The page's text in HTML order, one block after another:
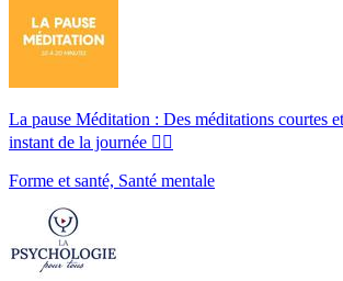
La pause Méditation : Des méditations courtes
instant de la journée 🧘‍♀️
Forme et santé, Santé mentale